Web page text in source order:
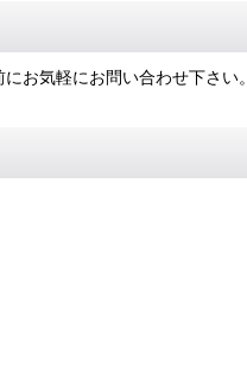
お気軽にお問い合わせ下さい。